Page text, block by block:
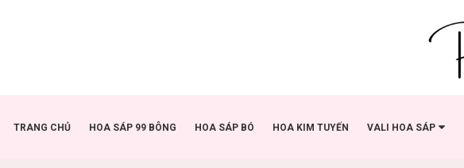
TRANG CHỦ HOA SÁP 99 BÔNG HOA SÁP BÓ HOA KIM TUYẾN VALI HOA SÁP